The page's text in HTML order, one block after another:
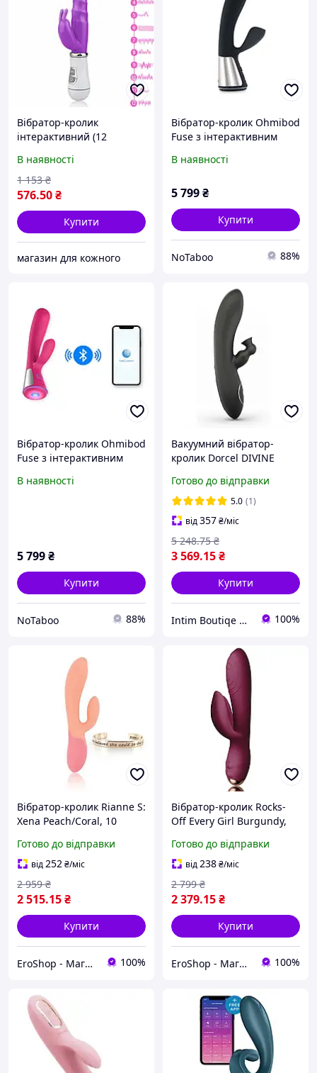
Вібратор-кролик
інтерактивний (12
преміумкласу,
Вібростимулятор секс
іграшки для жінок mnbvc
В наявності
576.50₴
1 153 ₴
Купити
магазин для кожного
Вібратор-кролик Ohmibod
Fuse з інтерактивним
х 3.4 см
В наявності
5 799₴
Купити
NoTaboo 88%
Вібратор-кролик Ohmibod
Fuse з інтерактивним
18 х 3.4 см
В наявності
5 799₴
Купити
NoTaboo 88%
Вакуумний вібратор-
кролик Dorcel DIVINE
режимів вібрації: 3
режими вакууму Sexual
Fantasy
Готово до відправки
5.0 (1)
від357₴/міс
3 569.15₴
5 248.75 ₴
Купити
Intim Boutiqe 777Shop 100%
Вібратор-кролик Rianne S:
Xena Peach/Coral, 10
силікон, подарункове
паковання Sex Aura
Готово до відправки
від252₴/міс
2 515.15₴
2 959 ₴
Купити
EroShop - Магазин товарів для дорослих 100%
Вібратор-кролик Rocks-
Off Every Girl Burgundy,
LED-підсвічування,
потужний sexstyle
Готово до відправки
від238₴/міс
2 379.15₴
2 799 ₴
Купити
EroShop - Магазин товарів для дорослих 100%